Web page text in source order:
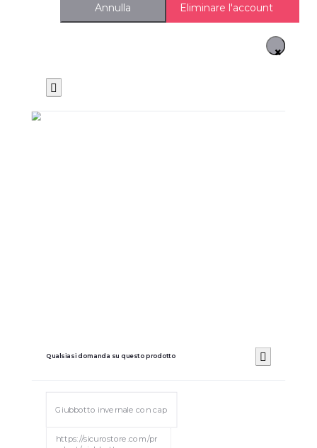
Annulla Eliminare l'account
×
Qualsiasi domanda su questo prodotto